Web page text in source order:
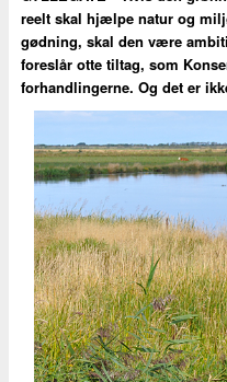
reelt skal hjælpe natur og
gødning, skal den være
foreslår otte tiltag, som
forhandlingerne. Og det er